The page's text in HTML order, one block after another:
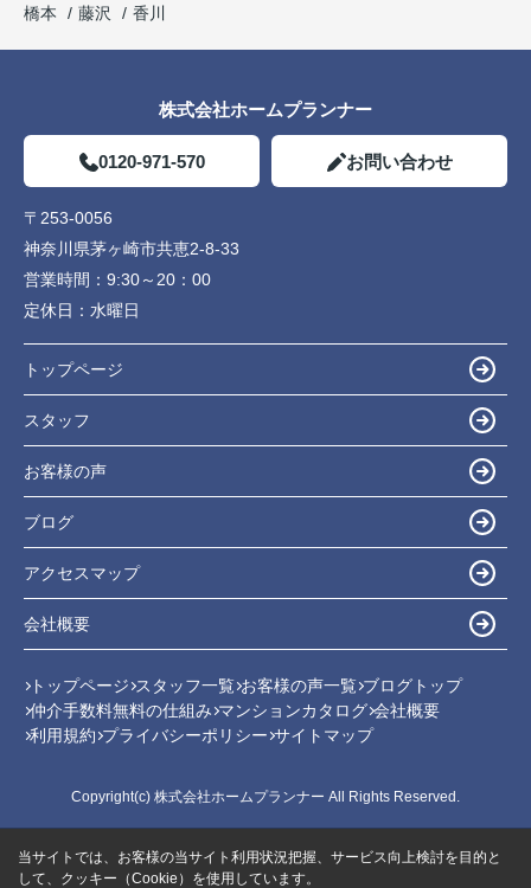
橋本
藤沢 香川
株式会社ホームプランナー
0120-971-570 お問い合わせ
〒253-0056
神奈川県茅ヶ崎市共恵2-8-33
営業時間： 9:30～20：00
定休日： 水曜日
トップページ
スタッフ
お客様の声
ブログ
アクセスマップ
会社概要
トップページ スタッフ一覧 お客様の声一覧 ブログトップ
仲介手数料無料の仕組み マンションカタログ 会社概要
利用規約 プライバシーポリシー サイトマップ
Copyright(c) 株式会社ホームプランナー All Rights Reserved.
当サイトでは、お客様の当サイト利用状況把握、サービス向上検討を目的と
して、クッキー（Cookie）を使用しています。